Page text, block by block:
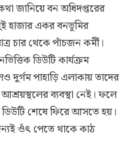
জানিয়ে বন অধিদপ্তরের
হাজার একর বনভূমির
চার থেকে পাঁচজন কর্মী।
ডিউটি কার্যক্রম
দুর্গম পাহাড়ি এলাকায় তাদের
ব্যবস্থা নেই। ফলে
ডিউটি শেষে ফিরে আসতে হয়।
ওঁৎ পেতে থাকে কাঠ